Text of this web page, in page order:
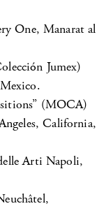
One, Manarat al
Jumex)
(MOCA)
California,
Arti Napoli,